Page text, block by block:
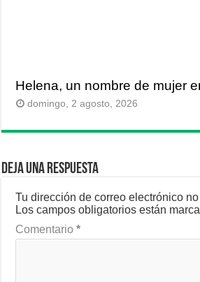
Helena, un nombre de mujer
domingo, 2 agosto, 2026
Deja una respuesta
Tu dirección de correo electrónico
Los campos obligatorios están
Comentario*